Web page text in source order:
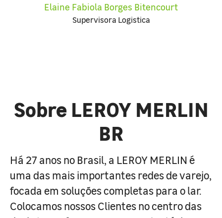
Elaine Fabiola Borges Bitencourt
Supervisora Logistica
Sobre LEROY MERLIN
BR
Há 27 anos no Brasil, a LEROY MERLIN é
uma das mais importantes redes de varejo,
focada em soluções completas para o lar.
Colocamos nossos Clientes no centro das